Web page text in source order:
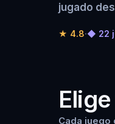
jugado
★ 4.8·◆ 22
Cada juego